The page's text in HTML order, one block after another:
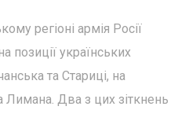
регіоні армія Росії
позиції українських
та Стариці, на
Лимана. Два з цих зіткнень